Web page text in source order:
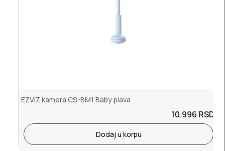
EZVIZ kamera CS-BM1 Baby plava
10.996 RSD.
Dodaj u korpu